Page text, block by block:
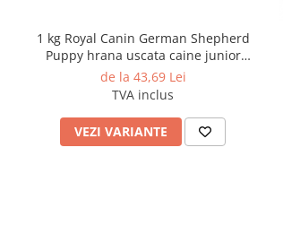
1 kg Royal Canin German Shepherd
Puppy hrana uscata caine junior
Ciobanesc German
de la 43,69 Lei
TVA inclus
VEZI VARIANTE